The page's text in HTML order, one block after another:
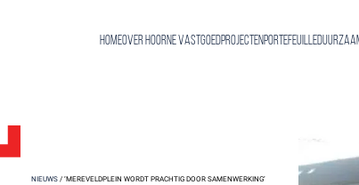
HomeOver Hoorne VastgoedProjectenPortefeuille
NIEUWS / ‘MEREVELDPLEIN WORDT PRACHTIG DOOR SAMENWERKING’